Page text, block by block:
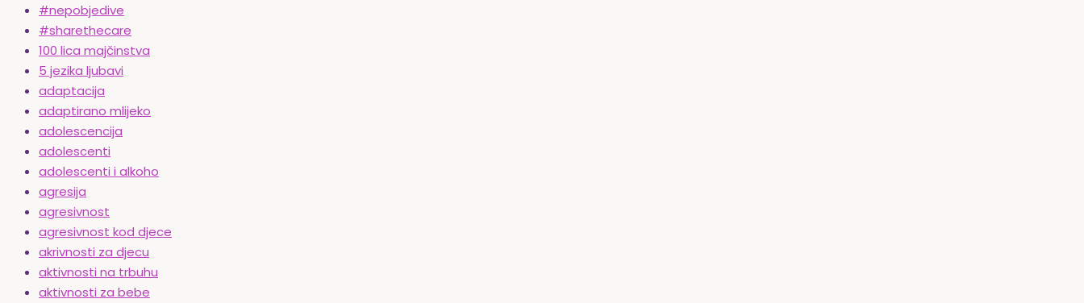
#nepobjedive
#sharethecare
100 lica majčinstva
5 jezika ljubavi
adaptacija
adaptirano mlijeko
adolescencija
adolescenti
adolescenti i alkoho
agresija
agresivnost
agresivnost kod djece
akrivnosti za djecu
aktivnosti na trbuhu
aktivnosti za bebe